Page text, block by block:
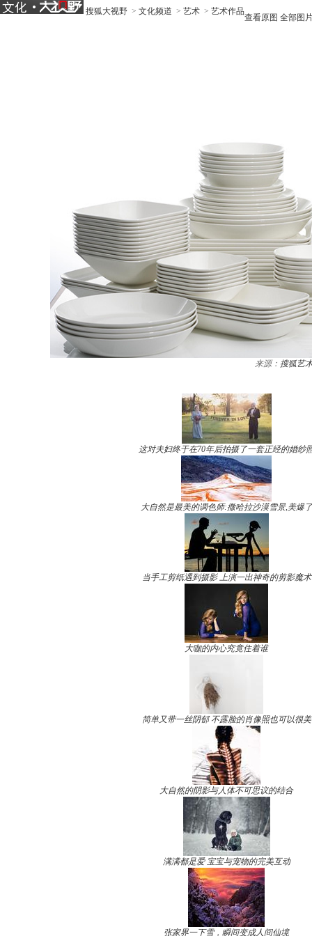
搜狐大视野 > 文化频道 > 艺术 > 艺术作品
查看原图 全部图
来源： 搜狐艺
这对夫妇终于在70年后拍摄了一套正经的婚纱
大自然是最美的调色师:撒哈拉沙漠雪景,美爆了
当手工剪纸遇到摄影 上演一出神奇的剪影魔术
大咖的内心究竟住着谁
简单又带一丝阴郁 不露脸的肖像照也可以很美
大自然的阴影与人体不可思议的结合
满满都是爱 宝宝与宠物的完美互动
张家界一下雪，瞬间变成人间仙境